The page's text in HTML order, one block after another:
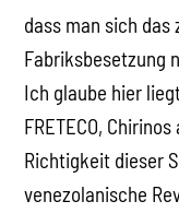
dass man sich
Fabriksbesetzung
Ich glaube hier
FRETECO,
Richtigkeit dieser
venezolanische